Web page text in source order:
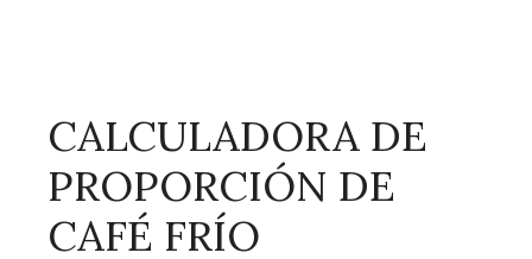
CALCULADORA DE
PROPORCIÓN DE
CAFÉ FRÍO